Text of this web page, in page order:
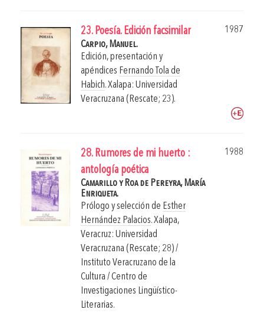
23. Poesía. Edición facsimilar
1987
Carpio, Manuel.
Edición, presentación y
apéndices Fernando Tola de
Habich.Xalapa: Universidad
Veracruzana (Rescate; 23).
28. Rumores de mi huerto :
antología poética
1988
Camarillo y Roa de Pereyra, María
Enriqueta.
Prólogo y selección de Esther
Hernández Palacios.Xalapa,
Veracruz: Universidad
Veracruzana (Rescate; 28) /
Instituto Veracruzano de la
Cultura / Centro de
Investigaciones Lingüístico-
Literarias.